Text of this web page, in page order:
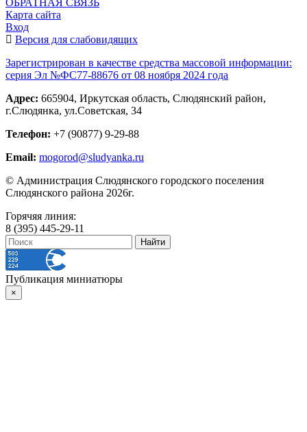
Карта сайта
Вход
Версия для слабовидящих
Зарегистрирован в качестве средства массовой информации:
серия Эл №ФС77-88676 от 08 ноября 2024 года
Адрес: 665904, Иркутская область, Слюдянский район,
г.Слюдянка, ул.Советская, 34
Телефон: +7 (90877) 9-29-88
Email: mogorod@sludyanka.ru
© Администрация Слюдянского городского поселения
Слюдянского района 2026г.
Горячяя линия:
8 (395) 445-29-11
Публикация миниатюры
×